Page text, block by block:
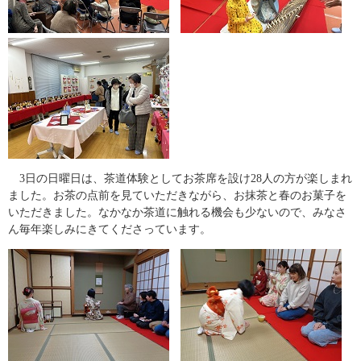
3日の日曜日は、茶道体験としてお茶席を設け28人の方が楽しまれ
ました。お茶の点前を見ていただきながら、お抹茶と春のお菓子を
いただきました。なかなか茶道に触れる機会も少ないので、みなさ
ん毎年楽しみにきてくださっています。